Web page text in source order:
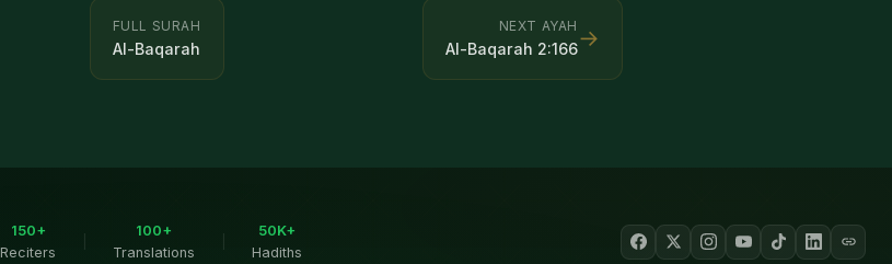
FULL SURAH
Al-Baqarah
NEXT AYAH
Al-Baqarah 2:166→
150+
Reciters
100+
Translations
50K+
Hadiths